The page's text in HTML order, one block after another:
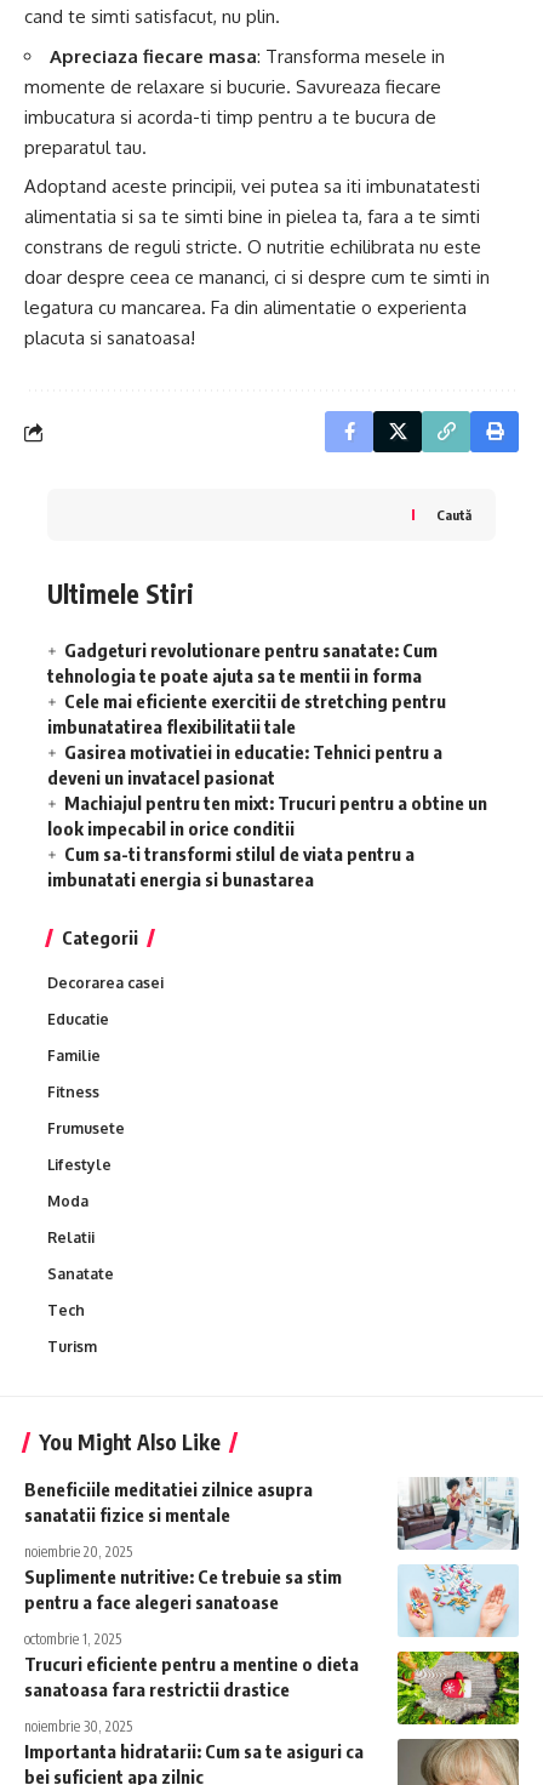
cand te simti satisfacut, nu plin.
Apreciaza fiecare masa: Transforma mesele in
momente de relaxare si bucurie. Savureaza fiecare
imbucatura si acorda-ti timp pentru a te bucura de
preparatul tau.
Adoptand aceste principii, vei putea sa iti imbunatatesti
alimentatia si sa te simti bine in pielea ta, fara a te simti
constrans de reguli stricte. O nutritie echilibrata nu este
doar despre ceea ce mananci, ci si despre cum te simti in
legatura cu mancarea. Fa din alimentatie o experienta
placuta si sanatoasa!
Caută
Ultimele Stiri
Gadgeturi revolutionare pentru sanatate: Cum
tehnologia te poate ajuta sa te mentii in forma
Cele mai eficiente exercitii de stretching pentru
imbunatatirea flexibilitatii tale
Gasirea motivatiei in educatie: Tehnici pentru a
deveni un invatacel pasionat
Machiajul pentru ten mixt: Trucuri pentru a obtine un
look impecabil in orice conditii
Cum sa-ti transformi stilul de viata pentru a
imbunatati energia si bunastarea
Categorii
Decorarea casei
Educatie
Familie
Fitness
Frumusete
Lifestyle
Moda
Relatii
Sanatate
Tech
Turism
You Might Also Like
Beneficiile meditatiei zilnice asupra
sanatatii fizice si mentale
noiembrie 20, 2025
Suplimente nutritive: Ce trebuie sa stim
pentru a face alegeri sanatoase
octombrie 1, 2025
Trucuri eficiente pentru a mentine o dieta
sanatoasa fara restrictii drastice
noiembrie 30, 2025
Importanta hidratarii: Cum sa te asiguri ca
bei suficient apa zilnic